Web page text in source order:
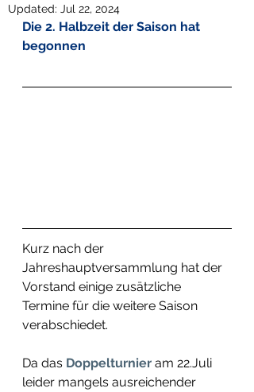
Updated: Jul 22, 2024
Die 2. Halbzeit der Saison hat
begonnen
Kurz nach der
Jahreshauptversammlung hat der
Vorstand einige zusätzliche
Termine für die weitere Saison
verabschiedet.
Da das Doppelturnier am 22.Juli
leider mangels ausreichender